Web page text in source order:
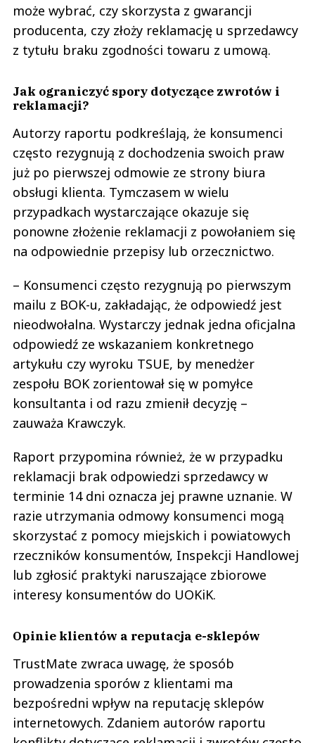
może wybrać, czy skorzysta z gwarancji
producenta, czy złoży reklamację u sprzedawcy
z tytułu braku zgodności towaru z umową.
Jak ograniczyć spory dotyczące zwrotów i
reklamacji?
Autorzy raportu podkreślają, że konsumenci
często rezygnują z dochodzenia swoich praw
już po pierwszej odmowie ze strony biura
obsługi klienta. Tymczasem w wielu
przypadkach wystarczające okazuje się
ponowne złożenie reklamacji z powołaniem się
na odpowiednie przepisy lub orzecznictwo.
– Konsumenci często rezygnują po pierwszym
mailu z BOK-u, zakładając, że odpowiedź jest
nieodwołalna. Wystarczy jednak jedna oficjalna
odpowiedź ze wskazaniem konkretnego
artykułu czy wyroku TSUE, by menedżer
zespołu BOK zorientował się w pomyłce
konsultanta i od razu zmienił decyzję –
zauważa Krawczyk.
Raport przypomina również, że w przypadku
reklamacji brak odpowiedzi sprzedawcy w
terminie 14 dni oznacza jej prawne uznanie. W
razie utrzymania odmowy konsumenci mogą
skorzystać z pomocy miejskich i powiatowych
rzeczników konsumentów, Inspekcji Handlowej
lub zgłosić praktyki naruszające zbiorowe
interesy konsumentów do UOKiK.
Opinie klientów a reputacja e-sklepów
TrustMate zwraca uwagę, że sposób
prowadzenia sporów z klientami ma
bezpośredni wpływ na reputację sklepów
internetowych. Zdaniem autorów raportu